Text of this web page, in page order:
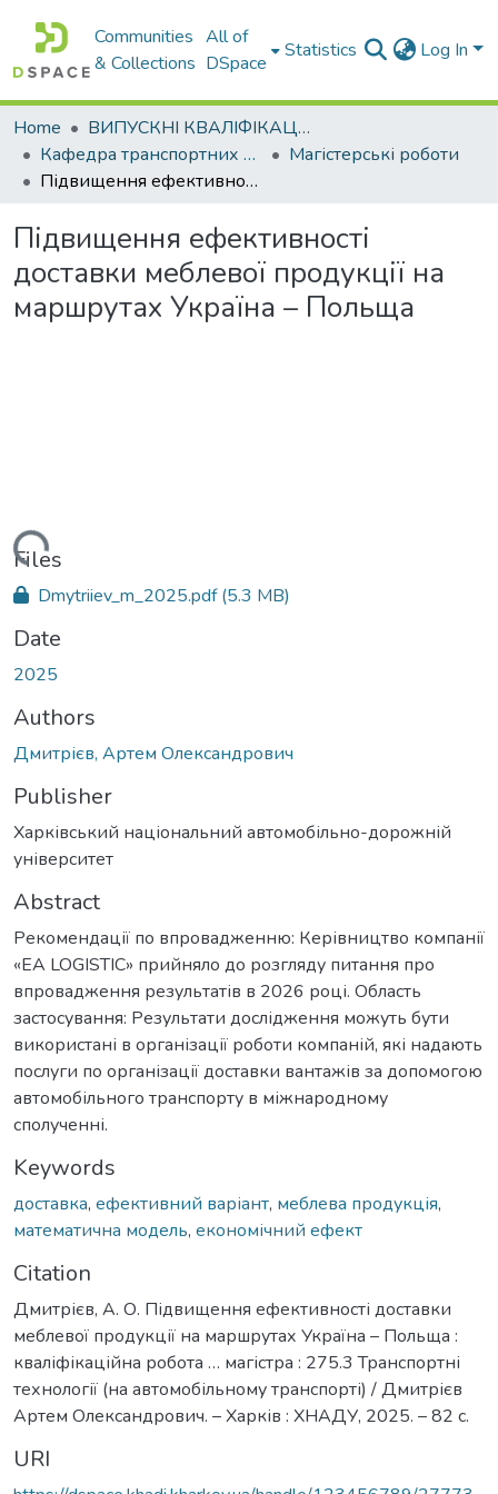
Communities
& Collections
All of
DSpace
Statistics Log In
Home
ВИПУСКНІ КВАЛІФІКАЦІЙНІ РОБОТИ
Кафедра транспортних технологій
Магістерські роботи
Підвищення ефективності доставки меблевої продукції на маршрутах Україна – Польща
Підвищення ефективності
доставки меблевої продукції на
маршрутах Україна – Польща
Loading...
Files
Dmytriiev_m_2025.pdf(5.3 MB)
Date
2025
Authors
Дмитрієв, Артем Олександрович
Publisher
Харківський національний автомобільно-дорожній
університет
Abstract
Рекомендації по впровадженню: Керівництво компанії
«EA LOGISTIC» прийняло до розгляду питання про
впровадження результатів в 2026 році. Область
застосування: Результати дослідження можуть бути
використані в організації роботи компаній, які надають
послуги по організації доставки вантажів за допомогою
автомобільного транспорту в міжнародному
сполученні.
Keywords
доставка, ефективний варіант, меблева продукція,
математична модель, економічний ефект
Citation
Дмитрієв, А. О. Підвищення ефективності доставки
меблевої продукції на маршрутах Україна – Польща :
кваліфікаційна робота … магістра : 275.3 Транспортні
технології (на автомобільному транспорті) / Дмитрієв
Артем Олександрович. – Харків : ХНАДУ, 2025. – 82 с.
URI